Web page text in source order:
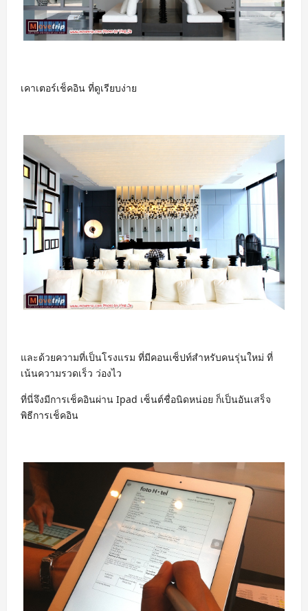
เคาเตอร์เช็คอิน ที่ดูเรียบง่าย
และด้วยความที่เป็นโรงแรม ที่มีคอนเซ็ปท์สำหรับคนรุ่นใหม่ ที่
เน้นความรวดเร็ว ว่องไว
ที่นี่จึงมีการเช็คอินผ่าน Ipad เซ็นต์ชื่อนิดหน่อย ก็เป็นอันเสร็จ
พิธีการเช็คอิน